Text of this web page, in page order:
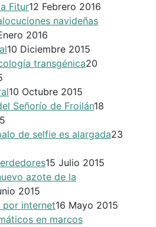
Fitur12 Febrero 2016
navideñas
2016
10 Diciembre 2015
transgénica20
10 Octubre 2015
Señorío de Froilán18
de selfie es alargada23
15 Julio 2015
azote de la
2015
por internet16 Mayo 2015
en marcos